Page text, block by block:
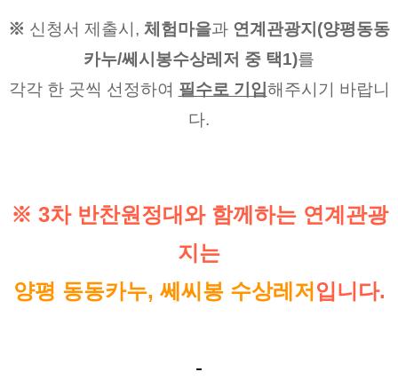
※ 신청서 제출시, 체험마을과 연계관광지(양평동동
카누/쎄시봉수상레저 중 택1)를
각각 한 곳씩 선정하여 필수로 기입해주시기 바랍니
다.
※ 3차 반찬원정대와 함께하는 연계관광
지는
양평 동동카누, 쎄씨봉 수상레저 입니다.
-